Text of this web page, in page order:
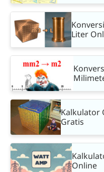
Liter
Kalkulator
Gratis
Online